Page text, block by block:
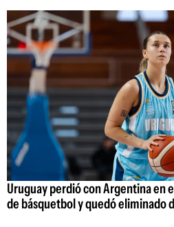
Uruguay perdió con Argentina en
de básquetbol y quedó eliminado